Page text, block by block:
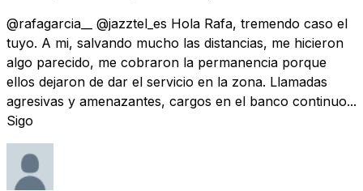
@rafagarcia__ @jazztel_es Hola Rafa, tremendo caso el
tuyo. A mi, salvando mucho las distancias, me hicieron
algo parecido, me cobraron la permanencia porque
ellos dejaron de dar el servicio en la zona. Llamadas
agresivas y amenazantes, cargos en el banco continuo...
Sigo